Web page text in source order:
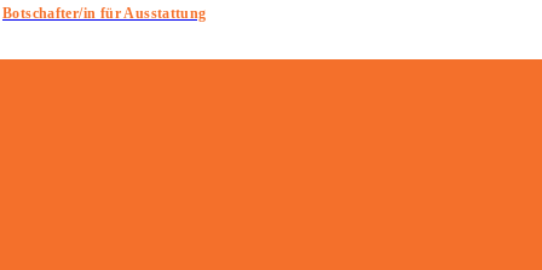
Botschafter/in für Ausstattung